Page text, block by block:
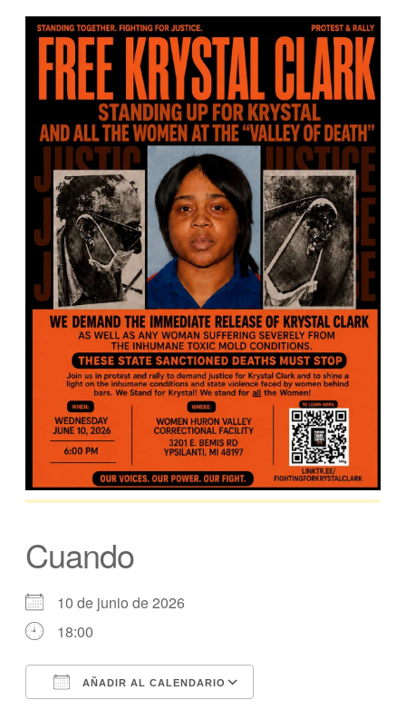
Cuando
10 de junio de 2026
18:00
AÑADIR AL CALENDARIO